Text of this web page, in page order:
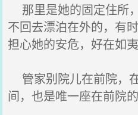
那里是她的固定住所
不回去漂泊在外的，有
担心她的安危，好在如
管家别院儿在前院，
间，也是唯一座在前院的‘